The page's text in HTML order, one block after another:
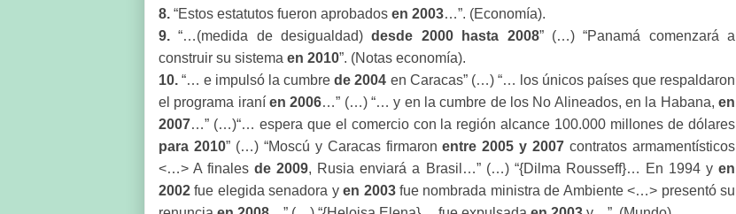
8. “Estos estatutos fueron aprobados en 2003…”. (Economía).
9. “…(medida de desigualdad)desde 2000 hasta 2008” (…) “Panamá comenzará a
construir su sistema en 2010”. (Notas economía).
10. “… e impulsó la cumbrede 2004 en Caracas” (…) “… los únicos países que respaldaron
el programa iraní en 2006…” (…) “… y en la cumbre de los No Alineados, en la Habana,en
2007…” (…)“… espera que el comercio con la región alcance 100.000 millones de dólares
para 2010” (…) “Moscú y Caracas firmaronentre 2005 y 2007 contratos armamentísticos
<…> A finalesde 2009, Rusia enviará a Brasil…” (…) “{Dilma Rousseff}… En 1994 yen
2002 fue elegida senadora yen 2003fue nombrada ministra de Ambiente <…> presentó su